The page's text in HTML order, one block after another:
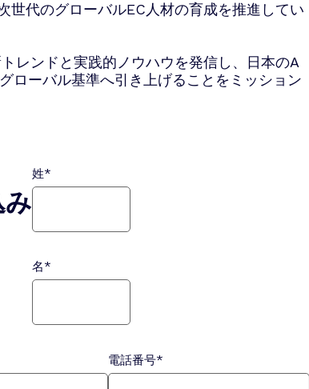
世代のグローバルEC人材の育成を推進してい
レンドと実践的ノウハウを発信し、日本のA
ローバル基準へ引き上げることをミッション
姓*
名*
電話番号*